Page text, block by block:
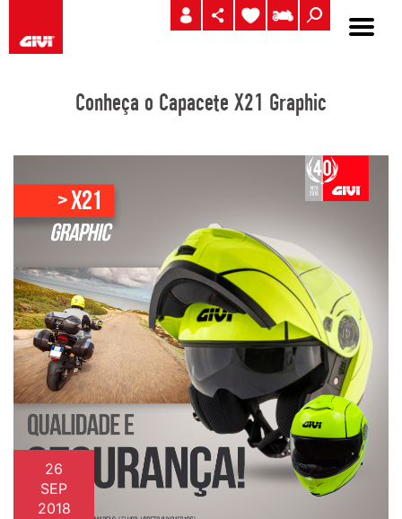
Conheça o Capacete X21 Graphic
26
SEP
2018